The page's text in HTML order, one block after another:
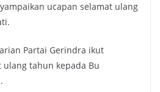
ucapan selamat ulang
Partai Gerindra ikut
ulang tahun kepada Bu